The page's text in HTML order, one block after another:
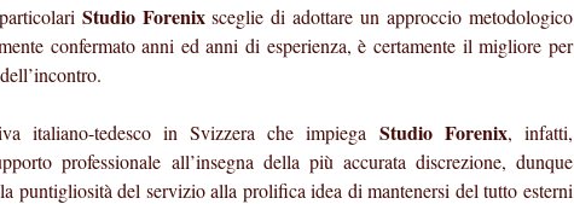
Studio Forenixsceglie di adottare un approccio metodologico
confermato anni ed anni di esperienza, è certamente il migliore per
italiano-tedesco in Svizzera che impiega Studio Forenix, infatti,
professionale all’insegna della più accurata discrezione, dunque
puntigliosità del servizio alla prolifica idea di mantenersi del tutto esterni